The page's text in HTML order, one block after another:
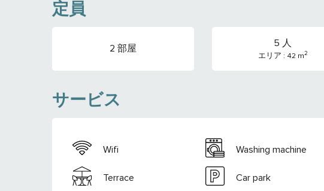
定員
2 部屋 5 人
エリア : 42 m2
サービス
Wifi Washing machine
Terrace Car park